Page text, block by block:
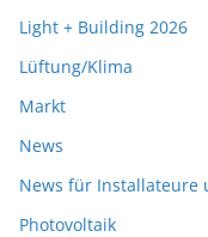
Light + Building 2026
Lüftung/Klima
Markt
News
News für Installateure
Photovoltaik